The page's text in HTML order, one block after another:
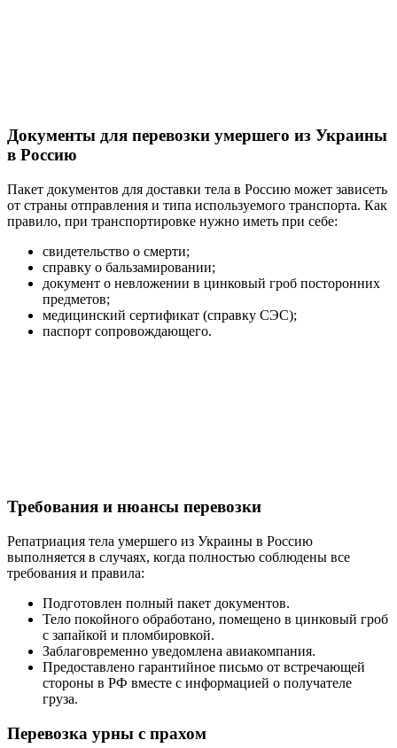
Документы для перевозки умершего из Украины
в Россию
Пакет документов для доставки тела в Россию может зависеть
от страны отправления и типа используемого транспорта. Как
правило, при транспортировке нужно иметь при себе:
свидетельство о смерти;
справку о бальзамировании;
документ о невложении в цинковый гроб посторонних
предметов;
медицинский сертификат (справку СЭС);
паспорт сопровождающего.
Требования и нюансы перевозки
Репатриация тела умершего из Украины в Россию
выполняется в случаях, когда полностью соблюдены все
требования и правила:
Подготовлен полный пакет документов.
Тело покойного обработано, помещено в цинковый гроб
с запайкой и пломбировкой.
Заблаговременно уведомлена авиакомпания.
Предоставлено гарантийное письмо от встречающей
стороны в РФ вместе с информацией о получателе
груза.
Перевозка урны с прахом